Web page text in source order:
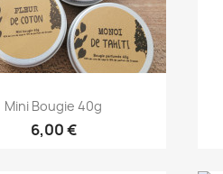
Aperçu rapide
Mini Bougie 40g
6,00 €